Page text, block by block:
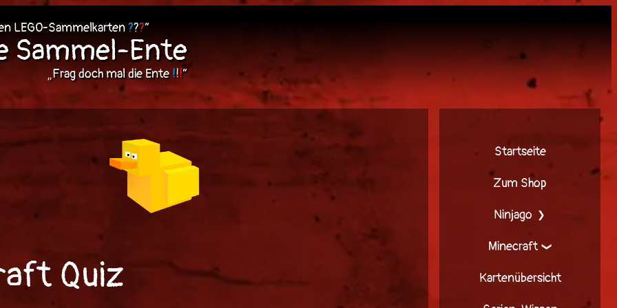
LEGO-Sammelkarten???“
Sammel-Ente
„Frag doch mal die Ente!!!“
Quiz
Startseite
Zum Shop
Ninjago
Minecraft
Kartenübersicht